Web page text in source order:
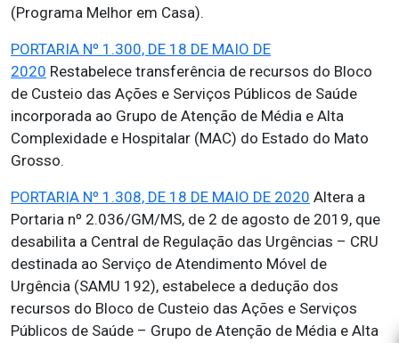
(Programa Melhor em Casa).
PORTARIA Nº 1.300, DE 18 DE MAIO DE
2020 Restabelece transferência de recursos do Bloco
de Custeio das Ações e Serviços Públicos de Saúde
incorporada ao Grupo de Atenção de Média e Alta
Complexidade e Hospitalar (MAC) do Estado do Mato
Grosso.
PORTARIA Nº 1.308, DE 18 DE MAIO DE 2020 Altera a
Portaria nº 2.036/GM/MS, de 2 de agosto de 2019, que
desabilita a Central de Regulação das Urgências – CRU
destinada ao Serviço de Atendimento Móvel de
Urgência (SAMU 192), estabelece a dedução dos
recursos do Bloco de Custeio das Ações e Serviços
Públicos de Saúde – Grupo de Atenção de Média e Alta